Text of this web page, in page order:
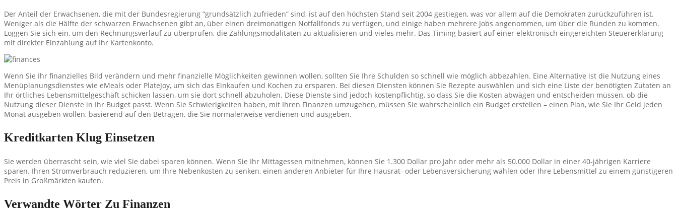
Der Anteil der Erwachsenen, die mit der Bundesregierung “grundsätzlich zufrieden” sind, ist auf den höchsten Stand seit 2004 gestiegen, was vor allem auf die Demokraten zurückzuführen ist.
Weniger als die Hälfte der schwarzen Erwachsenen gibt an, über einen dreimonatigen Notfallfonds zu verfügen, und einige haben mehrere Jobs angenommen, um über die Runden zu kommen.
Loggen Sie sich ein, um den Rechnungsverlauf zu überprüfen, die Zahlungsmodalitäten zu aktualisieren und vieles mehr. Das Timing basiert auf einer elektronisch eingereichten Steuererklärung
mit direkter Einzahlung auf Ihr Kartenkonto.
Wenn Sie Ihr finanzielles Bild verändern und mehr finanzielle Möglichkeiten gewinnen wollen, sollten Sie Ihre Schulden so schnell wie möglich abbezahlen. Eine Alternative ist die Nutzung eines
Menüplanungsdienstes wie eMeals oder PlateJoy, um sich das Einkaufen und Kochen zu ersparen. Bei diesen Diensten können Sie Rezepte auswählen und sich eine Liste der benötigten Zutaten an
Ihr örtliches Lebensmittelgeschäft schicken lassen, um sie dort schnell abzuholen. Diese Dienste sind jedoch kostenpflichtig, so dass Sie die Kosten abwägen und entscheiden müssen, ob die
Nutzung dieser Dienste in Ihr Budget passt. Wenn Sie Schwierigkeiten haben, mit Ihren Finanzen umzugehen, müssen Sie wahrscheinlich ein Budget erstellen – einen Plan, wie Sie Ihr Geld jeden
Monat ausgeben wollen, basierend auf den Beträgen, die Sie normalerweise verdienen und ausgeben.
Kreditkarten Klug Einsetzen
Sie werden überrascht sein, wie viel Sie dabei sparen können. Wenn Sie Ihr Mittagessen mitnehmen, können Sie 1.300 Dollar pro Jahr oder mehr als 50.000 Dollar in einer 40-jährigen Karriere
sparen. Ihren Stromverbrauch reduzieren, um Ihre Nebenkosten zu senken, einen anderen Anbieter für Ihre Hausrat- oder Lebensversicherung wählen oder Ihre Lebensmittel zu einem günstigeren
Preis in Großmärkten kaufen.
Verwandte Wörter Zu Finanzen